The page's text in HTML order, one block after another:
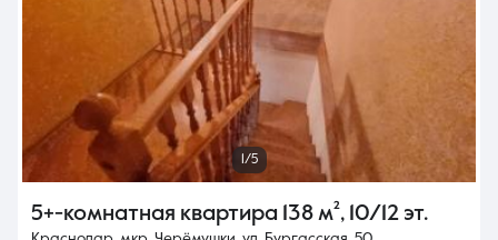
1/5
5+-комнатная квартира 138 м², 10/12 эт.